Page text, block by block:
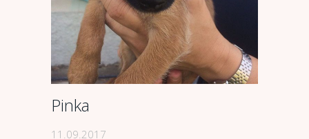
Pinka
11.09.2017